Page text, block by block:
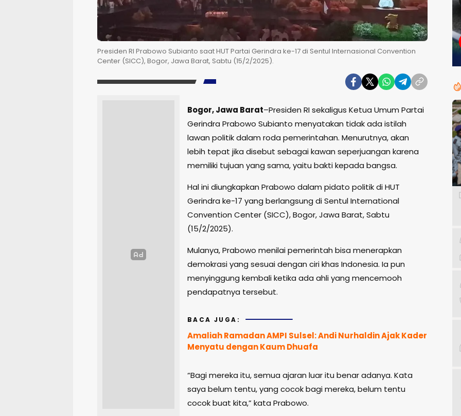
Presiden RI Prabowo Subianto saat HUT Partai Gerindra ke-17 di Sentul Internasional Convention
Center (SICC), Bogor, Jawa Barat, Sabtu (15/2/2025).
Bogor, Jawa Barat–Presiden RI sekaligus Ketua Umum Partai
Gerindra Prabowo Subianto menyatakan tidak ada istilah
lawan politik dalam roda pemerintahan. Menurutnya, akan
lebih tepat jika disebut sebagai kawan seperjuangan karena
memiliki tujuan yang sama, yaitu bakti kepada bangsa.
Hal ini diungkapkan Prabowo dalam pidato politik di HUT
Gerindra ke-17 yang berlangsung di Sentul International
Convention Center (SICC), Bogor, Jawa Barat, Sabtu
(15/2/2025).
Mulanya, Prabowo menilai pemerintah bisa menerapkan
demokrasi yang sesuai dengan ciri khas Indonesia. Ia pun
menyinggung kembali ketika ada ahli yang mencemooh
pendapatnya tersebut.
BACA JUGA:
Amaliah Ramadan AMPI Sulsel: Andi Nurhaldin Ajak Kader
Menyatu dengan Kaum Dhuafa
“Bagi mereka itu, semua ajaran luar itu benar adanya. Kata
saya belum tentu, yang cocok bagi mereka, belum tentu
cocok buat kita,” kata Prabowo.